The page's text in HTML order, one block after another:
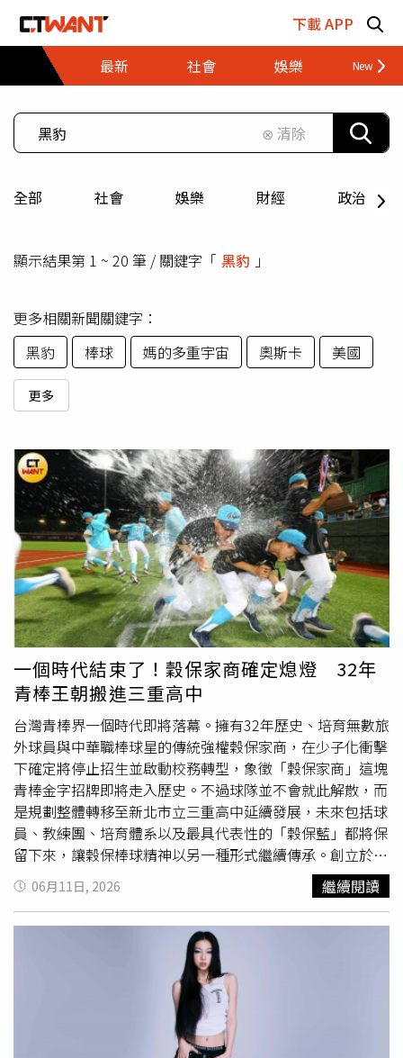
下載 APP
最新
社會 娛樂 財經
⊗ 清除
全部 社會 娛樂 財經 政治
顯示結果第 1 ~ 20 筆 / 關鍵字「 黑豹 」
更多相關新聞關鍵字：
黑豹
棒球 媽的多重宇宙 奧斯卡 美國
更多
一個時代結束了！穀保家商確定熄燈 32年
青棒王朝搬進三重高中
台灣青棒界一個時代即將落幕。擁有32年歷史、培育無數旅
外球員與中華職棒球星的傳統強權穀保家商，在少子化衝擊
下確定將停止招生並啟動校務轉型，象徵「穀保家商」這塊
青棒金字招牌即將走入歷史。不過球隊並不會就此解散，而
是規劃整體轉移至新北市立三重高中延續發展，未來包括球
員、教練團、培育體系以及最具代表性的「穀保藍」都將保
留下來，讓穀保棒球精神以另一種形式繼續傳承。創立於
1961年的穀保家商，目前設有時尚造型科、資料處理科、
餐飲管理科、多媒體設計科及體育班，全校學生約1100
人，與13年前相比已減少約六成。隨著少子化影響持續擴
大，學校決定推動校務轉型，也牽動外界最關注的棒球隊未
來。長期支持穀保棒球發展的企業人士、新北市議員蔡明堂
透露，新北市教育局日前召開協調會議後，已確認穀保家商
明年停止招生，目前教育局、體育局及三重高中正就後續銜
接方案進行最後協商。根據規劃，116學年度穀保家商棒球
隊將停止招收新生，三重高中則同步展開棒球隊招生。未來
06月11日, 2026 繼續閱讀